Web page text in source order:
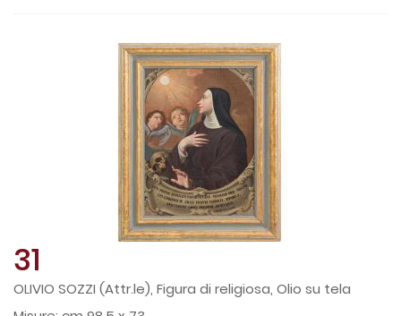
31
OLIVIO SOZZI (Attr.le), Figura di religiosa, Olio su tela